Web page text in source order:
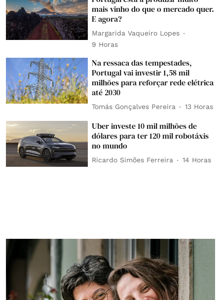
mais vinho do que o mercado quer.
E agora?
Margarida Vaqueiro Lopes
9 Horas
Na ressaca das tempestades,
Portugal vai investir 1,58 mil
milhões para reforçar rede elétrica
até 2030
Tomás Gonçalves Pereira 13 Horas
Uber investe 10 mil milhões de
dólares para ter 120 mil robotáxis
no mundo
Ricardo Simões Ferreira 14 Horas